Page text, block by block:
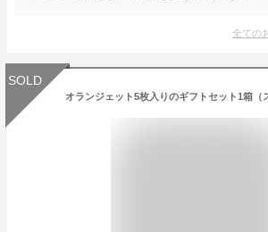
全ての
SOLD